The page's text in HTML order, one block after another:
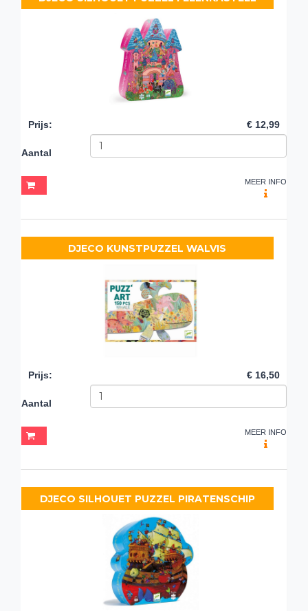
Prijs: € 12,99
Aantal
MEER INFO
DJECO KUNSTPUZZEL WALVIS
Prijs: € 16,50
Aantal
MEER INFO
DJECO SILHOUET PUZZEL PIRATENSCHIP